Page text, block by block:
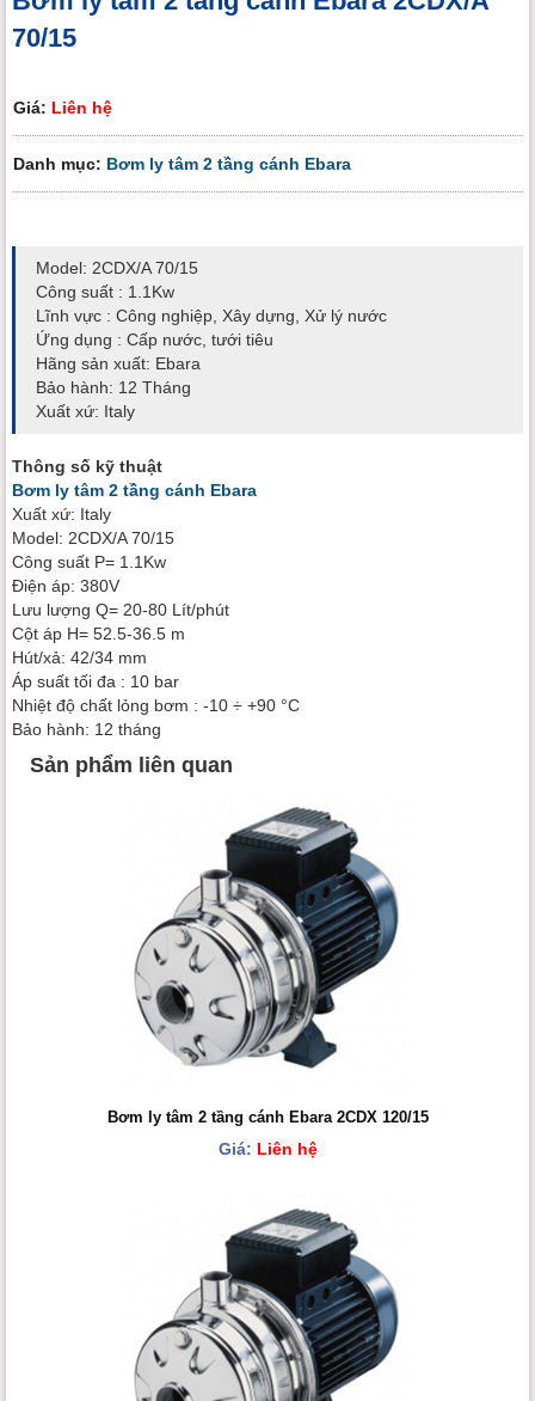
70/15
Giá: Liên hệ
Danh mục: Bơm ly tâm 2 tầng cánh Ebara
Model: 2CDX/A 70/15
Công suất : 1.1Kw
Lĩnh vực : Công nghiệp, Xây dựng, Xử lý nước
Ứng dụng : Cấp nước, tưới tiêu
Hãng sản xuất: Ebara
Bảo hành: 12 Tháng
Xuất xứ: Italy
Thông số kỹ thuật
Bơm ly tâm 2 tầng cánh Ebara
Xuất xứ: Italy
Model: 2CDX/A 70/15
Công suất P= 1.1Kw
Điện áp: 380V
Lưu lượng Q= 20-80 Lít/phút
Cột áp H= 52.5-36.5 m
Hút/xả: 42/34 mm
Áp suất tối đa : 10 bar
Nhiệt độ chất lỏng bơm : -10 ÷ +90 °C
Bảo hành: 12 tháng
Sản phẩm liên quan
Bơm ly tâm 2 tầng cánh Ebara 2CDX 120/15
Giá: Liên hệ